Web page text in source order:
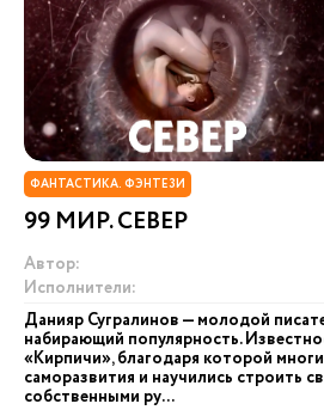
ФАНТАСТИКА. ФЭНТЕЗИ
99 МИР. СЕВЕР
Автор:
Исполнители:
Данияр Сугралинов — молодой
набирающий популярность.
«Кирпичи», благодаря которой
саморазвития и научились строить
собственными ру...